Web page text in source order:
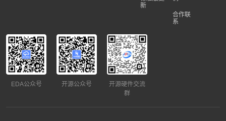
新
合作联
系
EDA公众号 开源公众号
开源硬件交流
群